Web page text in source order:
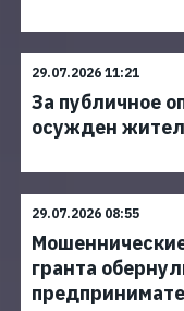
29.07.2026 11:21
За публичное
осужден
29.07.2026 08:55
гранта